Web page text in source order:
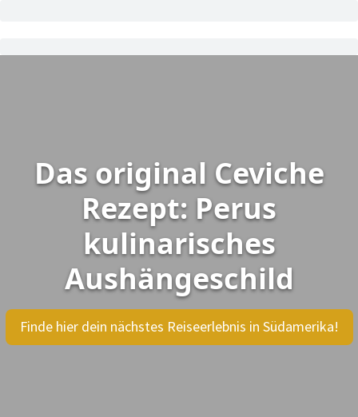
Das original Ceviche
Rezept: Perus
kulinarisches
Aushängeschild
Finde hier dein nächstes Reiseerlebnis in Südamerika!